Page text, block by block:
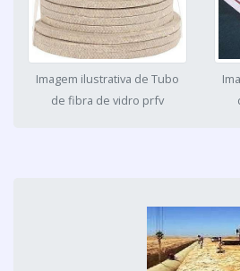
Imagem ilustrativa de Tubo
de fibra de vidro prfv